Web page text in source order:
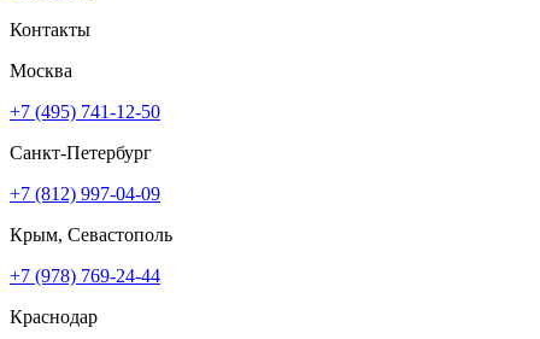
Контакты
Москва
+7 (495) 741-12-50
Санкт-Петербург
+7 (812) 997-04-09
Крым, Севастополь
+7 (978) 769-24-44
Краснодар